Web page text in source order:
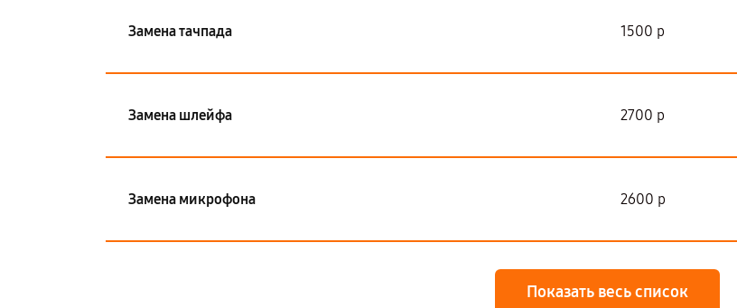
Замена тачпада 1500 р
Замена шлейфа 2700 р
Замена микрофона 2600 р
Показать весь список